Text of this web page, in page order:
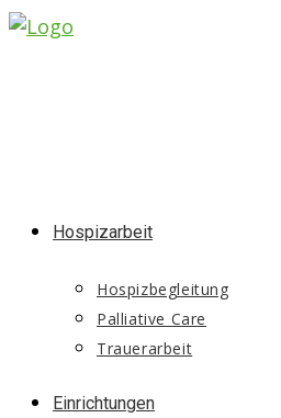
Hospizarbeit
Hospizbegleitung
Palliative Care
Trauerarbeit
Einrichtungen